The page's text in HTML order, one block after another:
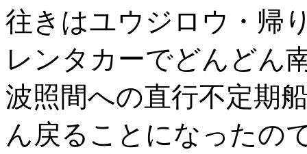
往きはユウジロウ・帰
レンタカーでどんどん
波照間への直行不定期
ん戻ることになったの